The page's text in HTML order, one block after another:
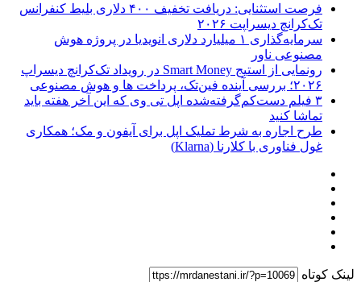
فرصت استثنایی: دریافت تخفیف ۴۰۰ دلاری بلیط کنفرانس
تک‌کرانچ دیسراپت ۲۰۲۶
سرمایه‌گذاری ۱ میلیارد دلاری انویدیا در پروژه هوش
مصنوعی ناور
رونمایی از استیج Smart Money در رویداد تک‌کرانچ دیسراپ
۲۰۲۶؛ بررسی آینده فین‌تک، پرداخت‌ ها و هوش مصنوعی
۳ فیلم دست‌کم‌گرفته‌شده اپل تی وی که این آخر هفته باید
تماشا کنید
طرح اجاره به شرط تملیک اپل برای آیفون و مک؛ همکاری
غول فناوری با کلارنا (Klarna)
لینک کوتاه